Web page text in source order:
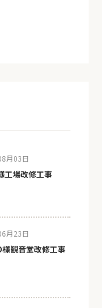
月03日
工場改修工事
月23日
様観音堂改修工事